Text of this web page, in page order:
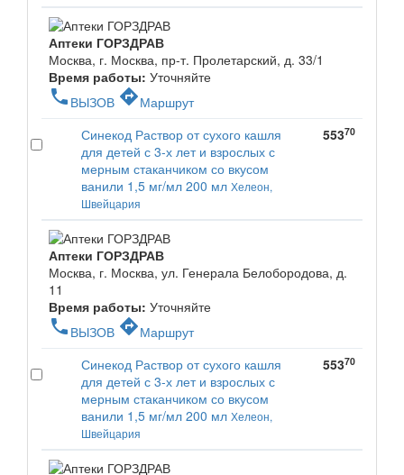
Аптеки ГОРЗДРАВ
Москва, г. Москва, пр-т. Пролетарский, д. 33/1
Время работы: Уточняйте
phone ВЫЗОВ directionsМаршрут
Синекод Раствор от сухого кашля
для детей с 3-х лет и взрослых с
мерным стаканчиком со вкусом
ванили 1,5 мг/мл 200 мл Хелеон,
Швейцария
55370
Аптеки ГОРЗДРАВ
Москва, г. Москва, ул. Генерала Белобородова, д.
11
Время работы: Уточняйте
phone ВЫЗОВ directionsМаршрут
Синекод Раствор от сухого кашля
для детей с 3-х лет и взрослых с
мерным стаканчиком со вкусом
ванили 1,5 мг/мл 200 мл Хелеон,
Швейцария
55370